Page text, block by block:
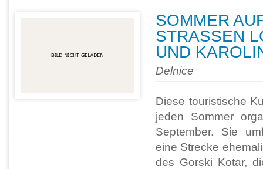
SOMMER
STRASSEN
ND
Delnice
Diese touristische
jeden Sommer
September. Sie
eine Strecke
des Gorski Kotar,